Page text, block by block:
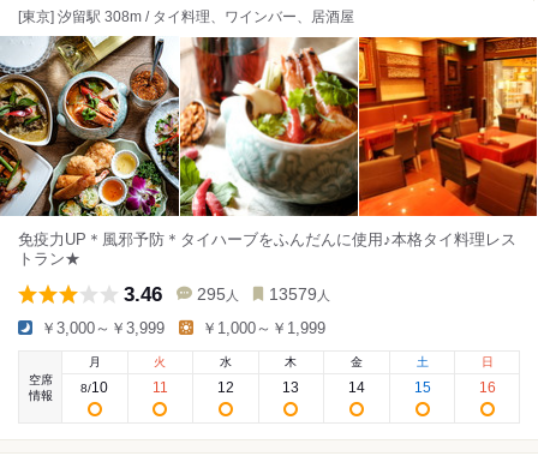
[東京] 汐留駅 308m / タイ料理、ワインバー、居酒屋
免疫力UP＊風邪予防＊タイハーブをふんだんに使用♪本格タイ料理レス
トラン★
3.46 295 人 13579 人
￥3,000～￥3,999 ￥1,000～￥1,999
空席
情報
月
8/10
火
11
水
12
木
13
金
14
土
15
日
16